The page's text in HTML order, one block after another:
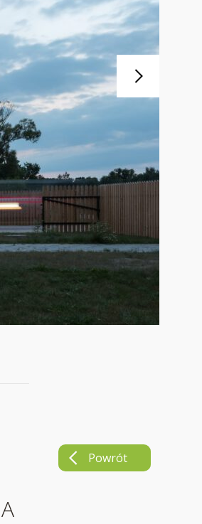
Powrót